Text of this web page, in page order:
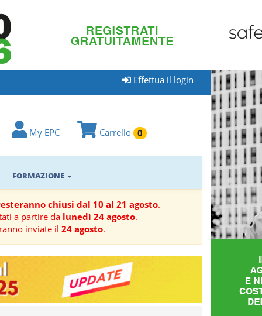
Effettua il login
My EPC Carrello 0
FORMAZIONE
chiusi dal 10 al 21 agosto.
a partire da lunedì 24 agosto.
inviate il 24 agosto.